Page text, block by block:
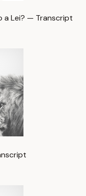
a Lei? — Transcript